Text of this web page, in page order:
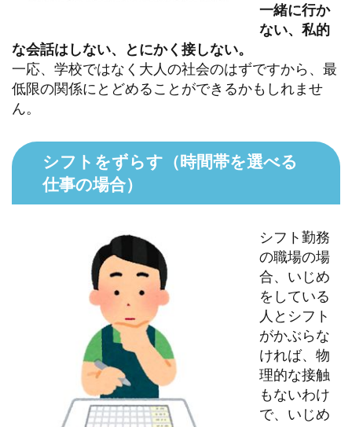
一緒に行か
ない、私的
な会話はしない、とにかく接しない。
一応、学校ではなく大人の社会のはずですから、最
低限の関係にとどめることができるかもしれませ
ん。
シフトをずらす（時間帯を選べる
仕事の場合）
シフト勤務
の職場の場
合、いじめ
をしている
人とシフト
がかぶらな
ければ、物
理的な接触
もないわけ
で、いじめ